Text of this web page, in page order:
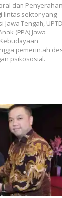
dan Penyerahan
lintas sektor yang
Tengah, UPTD
(PPA) Jawa
pemerintah
psikososial.